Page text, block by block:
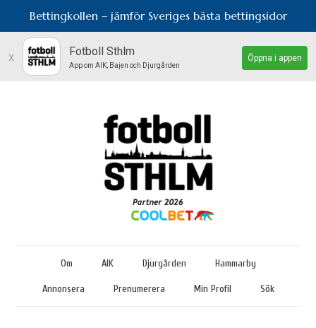
Bettingkollen – jämför Sveriges bästa bettingsidor
x Fotboll Sthlm
App om AIK, Bajen och Djurgården
Öppna i appen
Om AIK Djurgården Hammarby
Annonsera Prenumerera Min Profil Sök